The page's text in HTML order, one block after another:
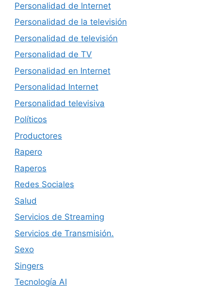
Personalidad de Internet
Personalidad de la televisión
Personalidad de televisión
Personalidad de TV
Personalidad en Internet
Personalidad Internet
Personalidad televisiva
Políticos
Productores
Rapero
Raperos
Redes Sociales
Salud
Servicios de Streaming
Servicios de Transmisión.
Sexo
Singers
Tecnología AI